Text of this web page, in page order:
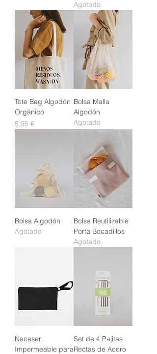
Agotado
Tote Bag Algodón
Orgánico
Precio
5,95 €
Bolsa Malla
Algodón
Agotado
Bolsa Algodón
Agotado
Bolsa Reutilizable
Porta Bocadillos
Agotado
Neceser
Impermeable para
Set de 4 Pajitas
Rectas de Acero